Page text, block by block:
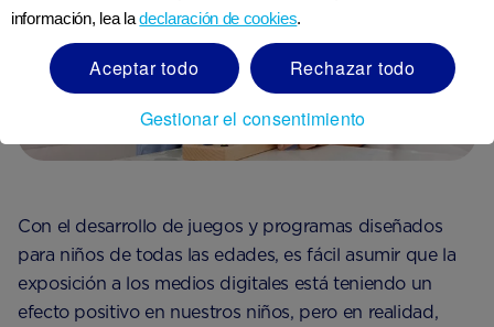
Con el desarrollo de juegos y programas diseñados
para niños de todas las edades, es fácil asumir que la
exposición a los medios digitales está teniendo un
efecto positivo en nuestros niños, pero en realidad,
información, lea ladeclaración de cookies.
Aceptar todo
Rechazar todo
Gestionar el consentimiento